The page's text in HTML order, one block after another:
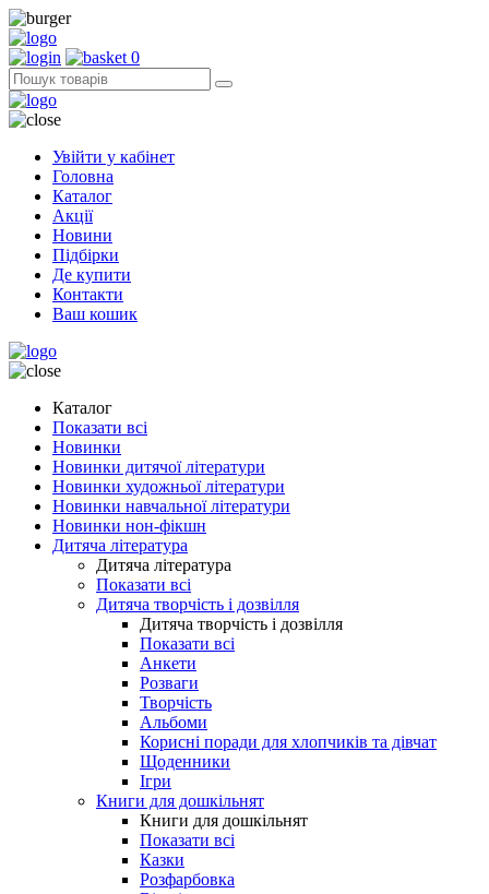
0
Увійти у кабінет
Головна
Каталог
Акції
Новини
Підбірки
Де купити
Контакти
Ваш кошик
Каталог
Показати всі
Новинки
Новинки дитячої літератури
Новинки художньої літератури
Новинки навчальної літератури
Новинки нон-фікшн
Дитяча література
Дитяча література
Показати всі
Дитяча творчість і дозвілля
Дитяча творчість і дозвілля
Показати всі
Анкети
Розваги
Творчість
Альбоми
Корисні поради для хлопчиків та дівчат
Щоденники
Ігри
Книги для дошкільнят
Книги для дошкільнят
Показати всі
Казки
Розфарбовка